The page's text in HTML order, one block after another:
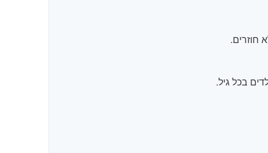
חוזרים.
בכל גיל.